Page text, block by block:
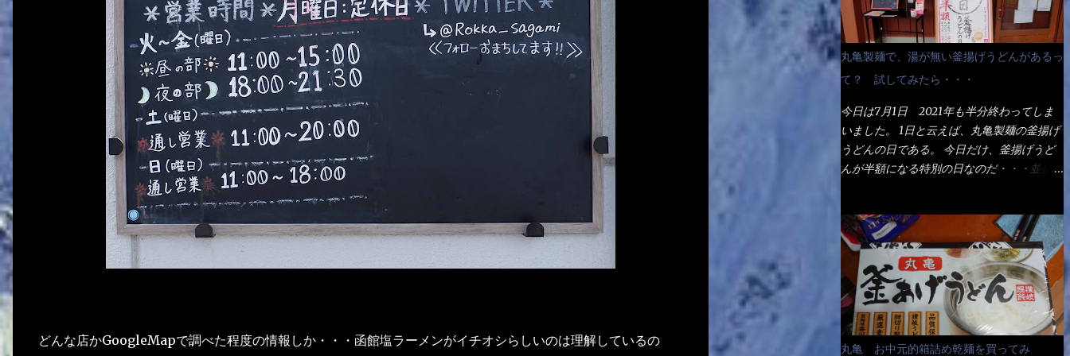
どんな店かGoogleMapで調べた程度の情報しか・・・函館塩ラーメンがイチオシらしいのは理解しているの
丸亀製麺で、湯が無い釜揚げうどんがあるっ
て？ 試してみたら・・・
今日は7月1日 2021年も半分終わってしま
いました。 1日と云えば、丸亀製麺の釜揚げ
うどんの日である。 今日だけ、釜揚げうど
んが半額になる特別の日なのだ・・・並盛
いことが2つある！ 1つめは釜揚げうどんの
湯が無い注文が通るか？ 釜揚げうどんは、
木の桶に茹で湯と共に＜うどん＞が泳いでる
～ でもコレって食べきるまで湯に浸かって
いるわけで、最初と最後では麺の固さという
かコシが違う！ だったら湯なんか要らない
じゃん！ 茹で上げ直後の麺だけいいよ！と
丸亀 お中元的箱詰め乾麺を買ってみ